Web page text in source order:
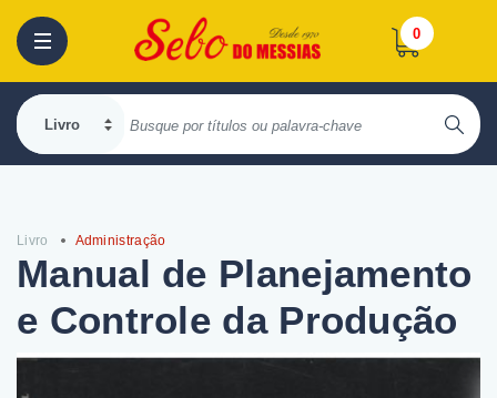
0
Livro Administração
Manual de Planejamento
e Controle da Produção